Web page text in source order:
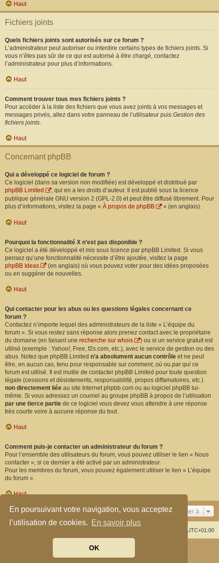
En poursuivant votre navigation, vous acceptez
l’utilisation de cookies. En savoir plus
OK
Haut
Fichiers joints
Quels fichiers joints sont autorisés sur ce forum ?
L’administrateur peut autoriser ou interdire certains types de fichiers joints. Si
vous n’êtes pas sûr de ce qui est autorisé à être chargé, contactez
l’administrateur pour plus d’informations.
Haut
Comment trouver tous mes fichiers joints ?
Pour accéder à la liste des fichiers que vous avez joints à vos messages et
messages privés, allez dans votre panneau de l’utilisateur puis Gestion des
fichiers joints.
Haut
Concernant phpBB
Qui a développé ce logiciel de forum ?
Ce logiciel (dans sa version non modifiée) est développé et distribué par
phpBB Limited
, qui en a les droits d’auteur. Il est publié sous la licence
publique générale GNU version 2 (GPL-2.0) et peut être diffusé librement. Pour
plus d’informations, visitez la page « À propos de phpBB » (en anglais).
Haut
Pourquoi la fonctionnalité X n’est pas disponible ?
Ce logiciel a été développé et mis sous licence par phpBB Limited. Si vous
pensez qu’une fonctionnalité nécessite d’être ajoutée, visitez la page
phpBB Ideas
(en anglais) où vous pouvez voter pour des idées proposées
ou en suggérer de nouvelles.
Haut
Qui contacter pour les abus ou les questions légales concernant ce
forum ?
Contactez n’importe lequel des administrateurs de la liste « L’équipe du
forum ». Si vous restez sans réponse alors prenez contact avec le propriétaire
du domaine (en faisant une recherche sur whois
) ou si un service gratuit est
utilisé (exemple : Yahoo!, Free, f2s.com, etc.), avec le service de gestion ou des
abus. Notez que phpBB Limited n’a absolument aucun contrôle et ne peut
être, en aucun cas, tenu pour responsable sur comment, où ou par qui ce
forum est utilisé. Il est inutile de contacter phpBB Limited pour toute question
légale (cessions et désistements, responsabilité, propos diffamatoires, etc.)
non directement liée au site Internet phpbb.com ou au logiciel phpBB lui-
même. Si vous adressez un courriel au groupe phpBB à propos de l’utilisation
par une tierce partie de ce logiciel vous devez vous attendre à une réponse
très courte voire à aucune réponse du tout.
Haut
Comment puis-je contacter un administrateur du forum ?
Pour l’ensemble des utilisateurs du forum, vous pouvez utiliser le lien « Nous
contacter », si ce dernier a été activé par un administrateur.
Pour les membres du forum, vous pouvez également utiliser le lien « L’équipe
du forum ».
Haut
Aller à
UTC+01:00
phpBB ® Forum Software © phpBB Limited
Traduit parphpBB-fr.com